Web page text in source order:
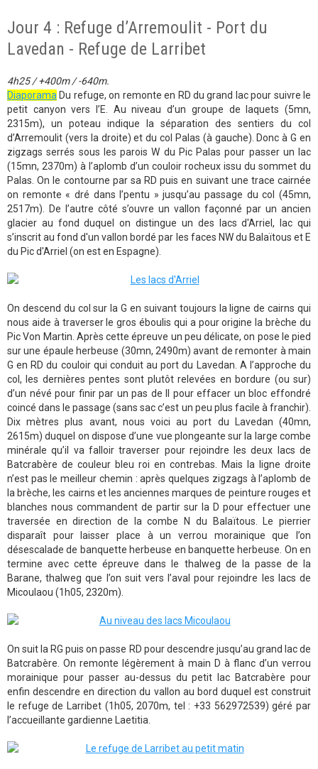
Jour 4 : Refuge d’Arremoulit - Port du
Lavedan - Refuge de Larribet
4h25 / +400m / -640m.
Diaporama Du refuge, on remonte en RD du grand lac pour suivre le
petit canyon vers l’E. Au niveau d’un groupe de laquets (5mn,
2315m), un poteau indique la séparation des sentiers du col
d’Arremoulit (vers la droite) et du col Palas (à gauche). Donc à G en
zigzags serrés sous les parois W du Pic Palas pour passer un lac
(15mn, 2370m) à l’aplomb d’un couloir rocheux issu du sommet du
Palas. On le contourne par sa RD puis en suivant une trace cairnée
on remonte « dré dans l’pentu » jusqu’au passage du col (45mn,
2517m). De l’autre côté s’ouvre un vallon façonné par un ancien
glacier au fond duquel on distingue un des lacs d'Arriel, lac qui
s’inscrit au fond d'un vallon bordé par les faces NW du Balaïtous et E
du Pic d'Arriel (on est en Espagne).
On descend du col sur la G en suivant toujours la ligne de cairns qui
nous aide à traverser le gros éboulis qui a pour origine la brèche du
Pic Von Martin. Après cette épreuve un peu délicate, on pose le pied
sur une épaule herbeuse (30mn, 2490m) avant de remonter à main
G en RD du couloir qui conduit au port du Lavedan. A l’approche du
col, les dernières pentes sont plutôt relevées en bordure (ou sur)
d’un névé pour finir par un pas de II pour effacer un bloc effondré
coincé dans le passage (sans sac c’est un peu plus facile à franchir).
Dix mètres plus avant, nous voici au port du Lavedan (40mn,
2615m) duquel on dispose d’une vue plongeante sur la large combe
minérale qu’il va falloir traverser pour rejoindre les deux lacs de
Batcrabère de couleur bleu roi en contrebas. Mais la ligne droite
n’est pas le meilleur chemin : après quelques zigzags à l’aplomb de
la brèche, les cairns et les anciennes marques de peinture rouges et
blanches nous commandent de partir sur la D pour effectuer une
traversée en direction de la combe N du Balaïtous. Le pierrier
disparaît pour laisser place à un verrou morainique que l’on
désescalade de banquette herbeuse en banquette herbeuse. On en
termine avec cette épreuve dans le thalweg de la passe de la
Barane, thalweg que l’on suit vers l’aval pour rejoindre les lacs de
Micoulaou (1h05, 2320m).
On suit la RG puis on passe RD pour descendre jusqu’au grand lac de
Batcrabère. On remonte légèrement à main D à flanc d’un verrou
morainique pour passer au-dessus du petit lac Batcrabère pour
enfin descendre en direction du vallon au bord duquel est construit
le refuge de Larribet (1h05, 2070m, tel : +33 562972539) géré par
l’accueillante gardienne Laetitia.